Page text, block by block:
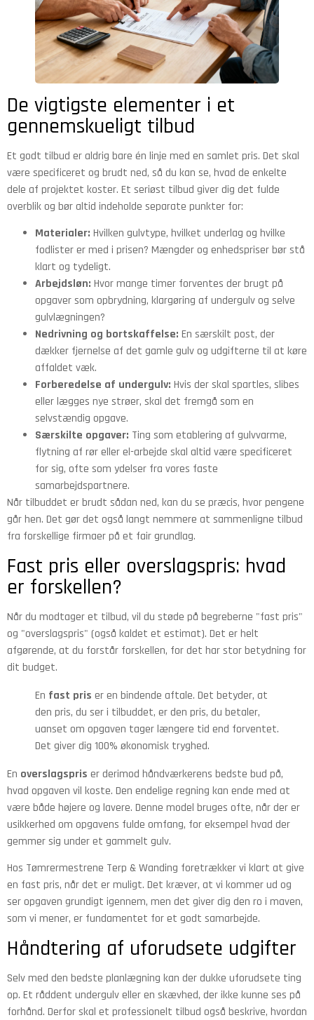
De vigtigste elementer i et
gennemskueligt tilbud
Et godt tilbud er aldrig bare én linje med en samlet pris. Det skal
være specificeret og brudt ned, så du kan se, hvad de enkelte
dele af projektet koster. Et seriøst tilbud giver dig det fulde
overblik og bør altid indeholde separate punkter for:
Materialer: Hvilken gulvtype, hvilket underlag og hvilke
fodlister er med i prisen? Mængder og enhedspriser bør stå
klart og tydeligt.
Arbejdsløn: Hvor mange timer forventes der brugt på
opgaver som opbrydning, klargøring af undergulv og selve
gulvlægningen?
Nedrivning og bortskaffelse: En særskilt post, der
dækker fjernelse af det gamle gulv og udgifterne til at køre
affaldet væk.
Forberedelse af undergulv: Hvis der skal spartles, slibes
eller lægges nye strøer, skal det fremgå som en
selvstændig opgave.
Særskilte opgaver: Ting som etablering af gulvvarme,
flytning af rør eller el-arbejde skal altid være specificeret
for sig, ofte som ydelser fra vores faste
samarbejdspartnere.
Når tilbuddet er brudt sådan ned, kan du se præcis, hvor pengene
går hen. Det gør det også langt nemmere at sammenligne tilbud
fra forskellige firmaer på et fair grundlag.
Fast pris eller overslagspris: hvad
er forskellen?
Når du modtager et tilbud, vil du støde på begreberne "fast pris"
og "overslagspris" (også kaldet et estimat). Det er helt
afgørende, at du forstår forskellen, for det har stor betydning for
dit budget.
En fast pris er en bindende aftale. Det betyder, at
den pris, du ser i tilbuddet, er den pris, du betaler,
uanset om opgaven tager længere tid end forventet.
Det giver dig 100% økonomisk tryghed.
En overslagspris er derimod håndværkerens bedste bud på,
hvad opgaven vil koste. Den endelige regning kan ende med at
være både højere og lavere. Denne model bruges ofte, når der er
usikkerhed om opgavens fulde omfang, for eksempel hvad der
gemmer sig under et gammelt gulv.
Hos Tømrermestrene Terp & Wanding foretrækker vi klart at give
en fast pris, når det er muligt. Det kræver, at vi kommer ud og
ser opgaven grundigt igennem, men det giver dig den ro i maven,
som vi mener, er fundamentet for et godt samarbejde.
Håndtering af uforudsete udgifter
Selv med den bedste planlægning kan der dukke uforudsete ting
op. Et råddent undergulv eller en skævhed, der ikke kunne ses på
forhånd. Derfor skal et professionelt tilbud også beskrive, hvordan